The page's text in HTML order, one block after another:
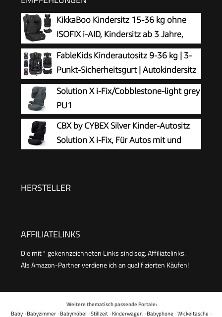
KikkaBoo Kindersitz 15-36 kg ohne
ISOFIX i-AID, Kindersitz ab 3 Jahre,
Gruppe 2-3 (100–150 cm), Von 3,5 Bis
12 Jahren, i-Size, 13-fach verstellbare
Kopfstütze, Schwarz
FableKids Kinderautositz 9-36 kg | 3-
Punkt-Sicherheitsgurt | Autokindersitz
ab 15 M. | Autositz für Kinder 76-150
cm | Kindersitz einstellbare Kopfstütze ECE
R129/03 | Verstellbar | Schwarz
Solution X i-Fix/Cobblestone-light grey
PU1
CBX by CYBEX Silver Kinder-Autositz
Solution X i-Fix, Für Autos mit und
HERSTELLER
AFFILIATELINKS
Die mit * gekennzeichneten Links sind sog. Affiliatelinks.
Als Amazon-Partner verdiene ich an qualifizierten Käufen!
Weitere thematisch passende Portale:
Baby·Babyzimmer·Babymöbel ·Stillzeit·Kinderwagen·Babyphone ·Wickeltasche ·